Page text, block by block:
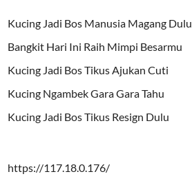
Kucing Jadi Bos Manusia Magang Dulu
Bangkit Hari Ini Raih Mimpi Besarmu
Kucing Jadi Bos Tikus Ajukan Cuti
Kucing Ngambek Gara Gara Tahu
Kucing Jadi Bos Tikus Resign Dulu
https://117.18.0.176/